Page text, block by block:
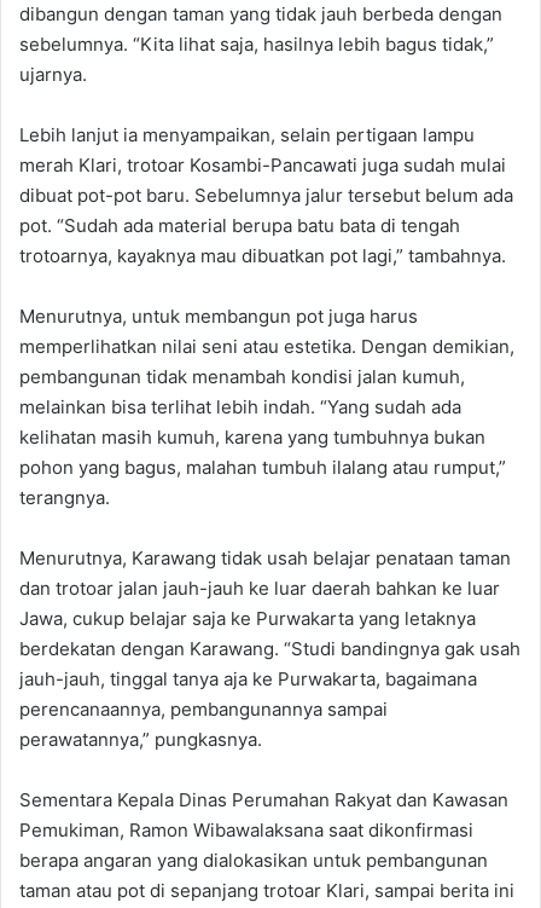
dibangun dengan taman yang tidak jauh berbeda dengan
sebelumnya. “Kita lihat saja, hasilnya lebih bagus tidak,”
ujarnya.
Lebih lanjut ia menyampaikan, selain pertigaan lampu
merah Klari, trotoar Kosambi-Pancawati juga sudah mulai
dibuat pot-pot baru. Sebelumnya jalur tersebut belum ada
pot. “Sudah ada material berupa batu bata di tengah
trotoarnya, kayaknya mau dibuatkan pot lagi,” tambahnya.
Menurutnya, untuk membangun pot juga harus
memperlihatkan nilai seni atau estetika. Dengan demikian,
pembangunan tidak menambah kondisi jalan kumuh,
melainkan bisa terlihat lebih indah. “Yang sudah ada
kelihatan masih kumuh, karena yang tumbuhnya bukan
pohon yang bagus, malahan tumbuh ilalang atau rumput,”
terangnya.
Menurutnya, Karawang tidak usah belajar penataan taman
dan trotoar jalan jauh-jauh ke luar daerah bahkan ke luar
Jawa, cukup belajar saja ke Purwakarta yang letaknya
berdekatan dengan Karawang. “Studi bandingnya gak usah
jauh-jauh, tinggal tanya aja ke Purwakarta, bagaimana
perencanaannya, pembangunannya sampai
perawatannya,” pungkasnya.
Sementara Kepala Dinas Perumahan Rakyat dan Kawasan
Pemukiman, Ramon Wibawalaksana saat dikonfirmasi
berapa angaran yang dialokasikan untuk pembangunan
taman atau pot di sepanjang trotoar Klari, sampai berita ini